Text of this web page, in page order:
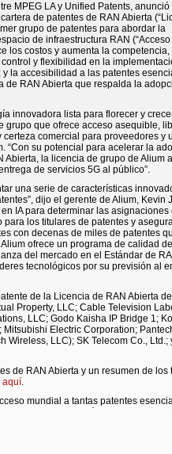
MPEG LA y Unified Patents, anunció
de patentes de RAN Abierta
grupo de patentes para abordar la
de infraestructura RAN
los costos y aumenta la
y flexibilidad en la
la accesibilidad a las patentes
de RAN Abierta que respalda la
innovadora lista para florecer y
grupo que ofrece acceso asequible,
comercial para proveedores y
“Con su potencial para acelerar la
Abierta, la licencia de grupo de Alium
de servicios 5G al público”.
una serie de características
dijo el gerente de Alium, Kevin
IA para determinar las asignaciones
los titulares de patentes y
con decenas de miles de patentes
ofrece un programa de calidad
del mercado en el Estándar de
tecnológicos por su previsión al
de la Licencia de RAN Abierta
Property, LLC; Cable Television
LLC; Godo Kaisha IP Bridge 1;
Mitsubishi Electric Corporation;
Wireless, LLC); SK Telecom Co., Ltd.;
de RAN Abierta y un resumen de los
aquí.
mundial a tantas patentes
bienvenida a la participación de